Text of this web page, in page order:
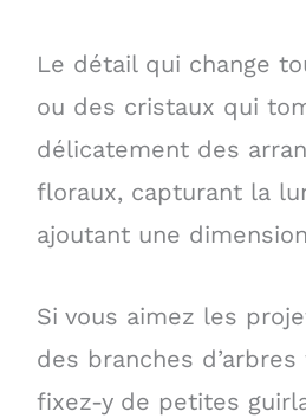
Le détail qui change
ou des cristaux qui
délicatement des
floraux, capturant la
ajoutant une
Si vous aimez les
des branches
fixez-y de petites